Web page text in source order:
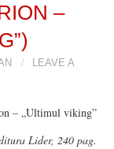
–
LEAVE A
– „Ultimul viking”
Lider, 240 pag.